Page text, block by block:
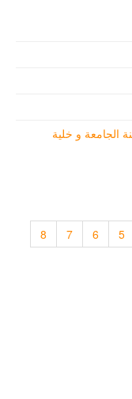
الجامعة و خلية
5
6
7
8